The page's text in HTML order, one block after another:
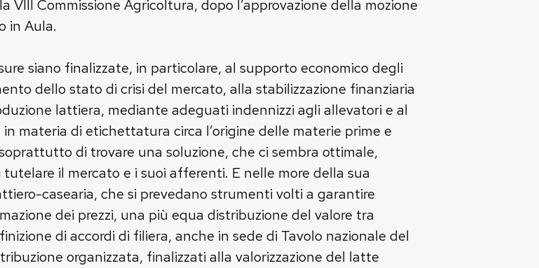
VIII Commissione Agricoltura, dopo l’approvazione della mozione
in Aula.
siano finalizzate, in particolare, al supporto economico degli
dello stato di crisi del mercato, alla stabilizzazione finanziaria
lattiera, mediante adeguati indennizzi agli allevatori e al
materia di etichettatura circa l’origine delle materie prime e
di trovare una soluzione, che ci sembra ottimale,
il mercato e i suoi afferenti. E nelle more della sua
casearia, che si prevedano strumenti volti a garantire
dei prezzi, una più equa distribuzione del valore tra
di accordi di filiera, anche in sede di Tavolo nazionale del
organizzata, finalizzati alla valorizzazione del latte